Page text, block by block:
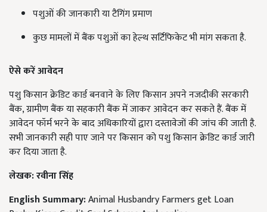
पशुओं की जानकारी या टैगिंग प्रमाण
कुछ मामलों में बैंक पशुओं का हेल्थ सर्टिफिकेट भी मांग सकता है.
ऐसे करें आवेदन
पशु किसान क्रेडिट कार्ड बनवाने के लिए किसान अपने नजदीकी सरकारी
बैंक, ग्रामीण बैंक या सहकारी बैंक में जाकर आवेदन कर सकते हैं. बैंक में
आवेदन फॉर्म भरने के बाद अधिकारियों द्वारा दस्तावेजों की जांच की जाती है.
सभी जानकारी सही पाए जाने पर किसान को पशु किसान क्रेडिट कार्ड जारी
कर दिया जाता है.
लेखक: रवीना सिंह
English Summary:Animal Husbandry Farmers get Loan